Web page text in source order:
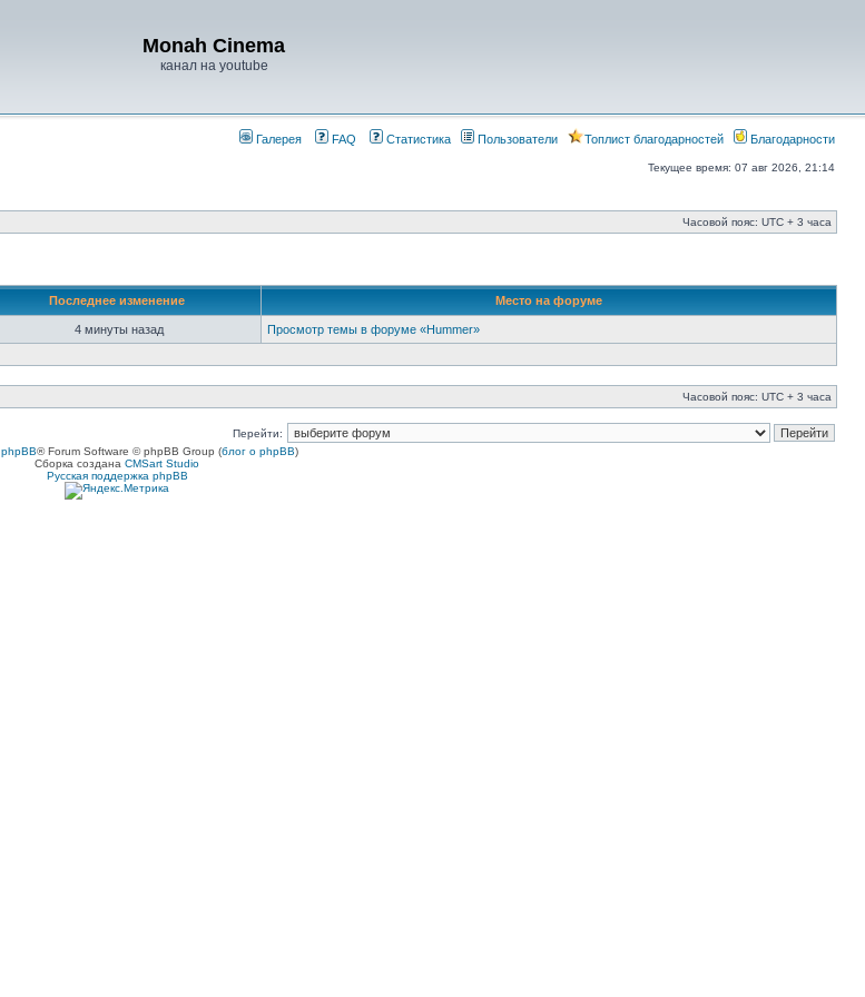
Monah Cinema
канал на youtube
Галерея FAQ Статистика Пользователи Топлист благодарностей Благодарности
Текущее время: 07 авг 2026, 21:14
Часовой пояс: UTC + 3 часа
Последнее изменение Место на форуме
4 минуты назад Просмотр темы в форуме «Hummer»
Часовой пояс: UTC + 3 часа
Перейти:
phpBB® Forum Software © phpBB Group (блог о phpBB)
Сборка создана CMSart Studio
Русская поддержка phpBB